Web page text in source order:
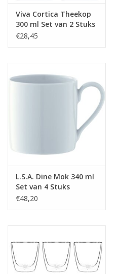
Viva Cortica Theekop
300 ml Set van 2 Stuks
€28,45
L.S.A. Dine Mok 340 ml
Set van 4 Stuks
€48,20